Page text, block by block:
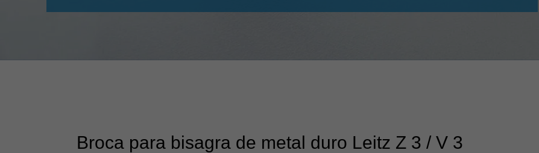
México
Broca para bisagra de metal duro Leitz Z 3 / V 3